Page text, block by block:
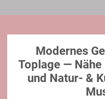
Modernes
Toplage —
und Natur- &